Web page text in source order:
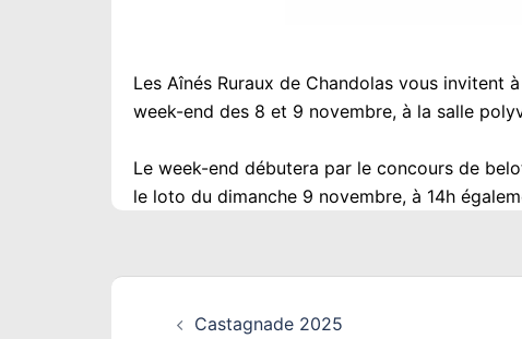
Les Aînés Ruraux de Chandolas vous invitent
week-end des 8 et 9 novembre, à la salle
Le week-end débutera par le concours de
le loto du dimanche 9 novembre, à 14h
Castagnade 2025